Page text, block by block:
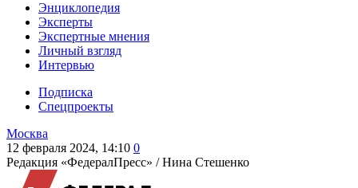
Энциклопедия
Эксперты
Экспертные мнения
Личный взгляд
Интервью
Подписка
Спецпроекты
Москва
12 февраля 2024, 14:10 0
Редакция «ФедералПресс» /Нина Стешенко